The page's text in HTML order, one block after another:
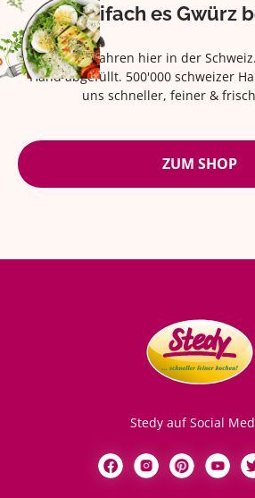
Eifach es Gwürz
Seit über 42 Jahren hier in der
Hand abgefüllt. 500'000 schweizer
uns schneller, feiner &
ZUM SHOP
Stedy auf Social